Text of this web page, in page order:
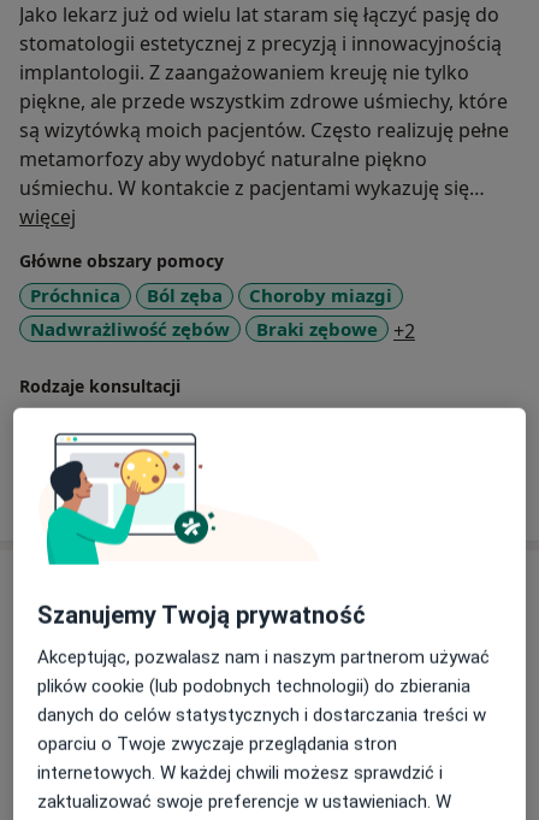
Jako lekarz już od wielu lat staram się łączyć pasję do
stomatologii estetycznej z precyzją i innowacyjnością
implantologii. Z zaangażowaniem kreuję nie tylko
piękne, ale przede wszystkim zdrowe uśmiechy, które
są wizytówką moich pacjentów. Często realizuję pełne
metamorfozy aby wydobyć naturalne piękno
uśmiechu. W kontakcie z pacjentami wykazuję się
cierpliwością i zrozumieniem bo wierzę, że pozytywne
nastawienie często jest pierwszym krokiem w drodze
pacjenta do zdrowego uśmiechu.
Poza pracą, moją największą pasją są konie, jazda
konna to dla mnie chwila relaksu i odprężenia. Kontakt
pacjentów.
więcej
Główne obszary pomocy
Próchnica Ból zęba
Choroby miazgi
Nadwrażliwość zębów
Braki zębowe +2
Rodzaje konsultacji
Konsultacja stomatologiczna
150 zł Szczegóły Umów wizytę
Konsultacja stomatologiczna dzieci
150 zł Szczegóły Umów wizytę
Szanujemy Twoją prywatność
Akceptując, pozwalasz nam i naszym partnerom używać
plików cookie (lub podobnych technologii) do zbierania
danych do celów statystycznych i dostarczania treści w
oparciu o Twoje zwyczaje przeglądania stron
internetowych. W każdej chwili możesz sprawdzić i
zaktualizować swoje preferencje w ustawieniach. W